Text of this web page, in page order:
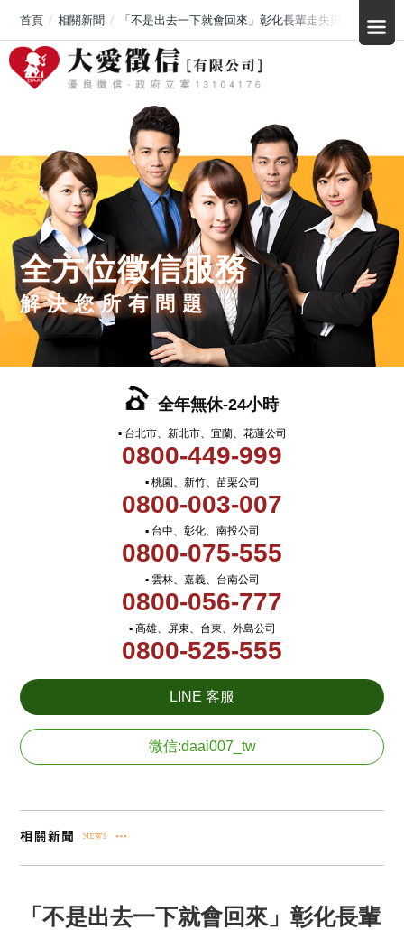
全方位徵信服務
解決您所有問題
全年無休-24小時
▪ 台北市、新北市、宜蘭、花蓮公司
0800-449-999
▪ 桃園、新竹、苗栗公司
0800-003-007
▪ 台中、彰化、南投公司
0800-075-555
▪ 雲林、嘉義、台南公司
0800-056-777
▪ 高雄、屏東、台東、外島公司
0800-525-555
LINE 客服
微信:daai007_tw
首頁 相關新聞 「不是出去一下就會回來」彰化長輩走失與失智失聯
「不是出去一下就會回來」彰化長輩